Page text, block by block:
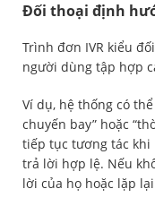
Đối thoại định
Trình đơn IVR kiểu
người dùng tập hợp
Ví dụ, hệ thống có
chuyến bay” hoặc
tiếp tục tương tác
trả lời hợp lệ. Nếu
lời của họ hoặc lặp